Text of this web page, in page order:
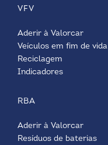
VFV
Aderir à Valorcar
Veículos em fim de vida
Reciclagem
Indicadores
RBA
Aderir à Valorcar
Resíduos de baterias